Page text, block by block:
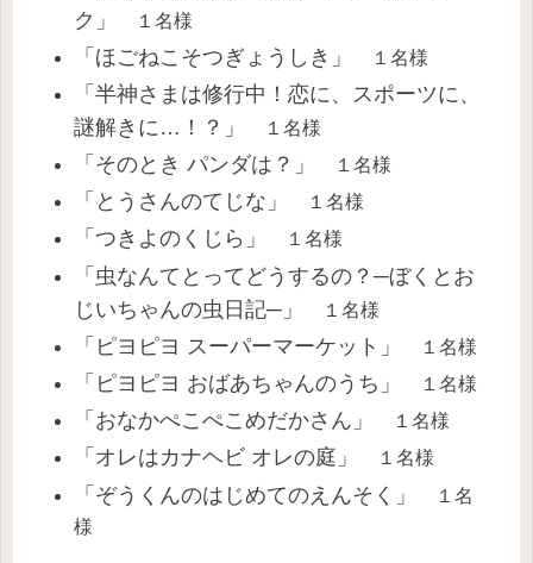
ク」
１名様
「ほごねこそつぎょうしき」 １名様
「半神さまは修行中！恋に、スポーツに、
謎解きに…！？」
１名様
「そのとき パンダは？」 １名様
「とうさんのてじな」 １名様
「つきよのくじら」 １名様
「虫なんてとってどうするの？─ぼくとお
じいちゃんの虫日記─」
１名様
「ピヨピヨ スーパーマーケット」 １名様
「ピヨピヨ おばあちゃんのうち」 １名様
「おなかぺこぺこめだかさん」 １名様
「オレはカナヘビ オレの庭」 １名様
「ぞうくんのはじめてのえんそく」
１名
様